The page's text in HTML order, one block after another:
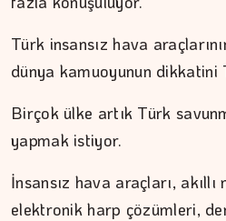
Türk insansız hava
dünya kamuoyunun dikkatini
Birçok ülke artık Türk
yapmak istiyor.
İnsansız hava araçları,
elektronik harp çözümleri,
ERDEM İLBEYİ